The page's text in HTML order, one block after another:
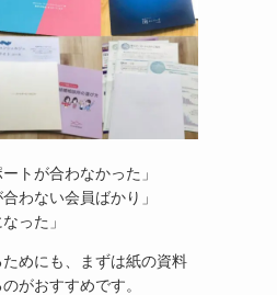
トが合わなかった」
わない会員ばかり」
った」
めにも、まずは紙の資料
がおすすめです。